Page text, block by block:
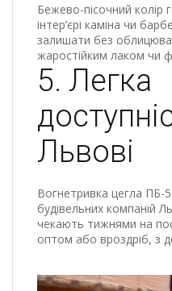
Бежево-пісочний колір
інтер’єрі каміна чи
залишати без
жаростійким лаком чи
5. Легка
Львові
Вогнетривка цегла ПБ-
будівельних компаній
чекають тижнями на
оптом або вроздріб, з